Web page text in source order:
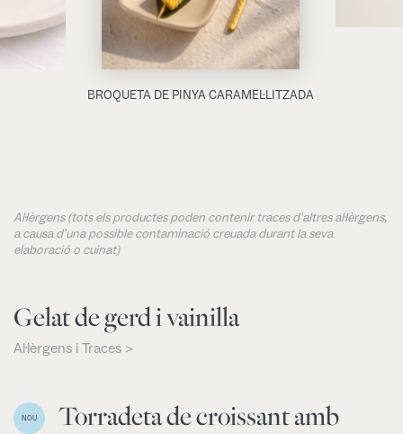
BROQUETA DE PINYA CARAMEL·LITZADA
Al·lèrgens (tots els productes poden contenir traces d'altres al·lèrgens,
a causa d'una possible contaminació creuada durant la seva
elaboració o cuinat)
Gelat de gerd i vainilla
Al·lèrgens i Traces >
NOU
Torradeta de croissant amb